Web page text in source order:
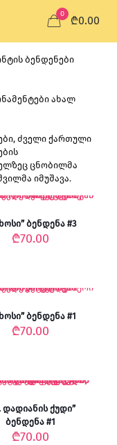
0
₾0.00
ბენდენები
ახალ
ძველი ქართული
ცნობილმა
იმუშავა.
ბენდენა #3
₾70.00
ბენდენა #1
₾70.00
დადიანის ქუდი”
ბენდენა #1
₾70.00